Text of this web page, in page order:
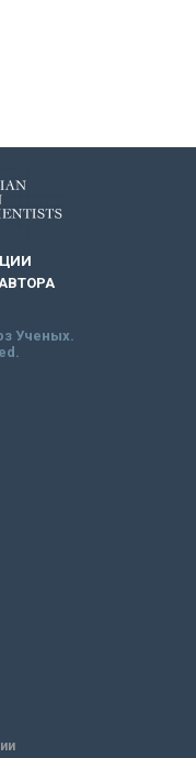
Ученых.